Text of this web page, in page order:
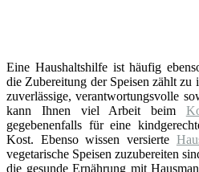
Eine Haushaltshilfe ist häufig
die Zubereitung der Speisen zählt zu
zuverlässige, verantwortungsvolle
kann Ihnen viel Arbeit beim
gegebenenfalls für eine
Kost. Ebenso wissen versierte
vegetarische Speisen zuzubereiten
die gesunde Ernährung mit